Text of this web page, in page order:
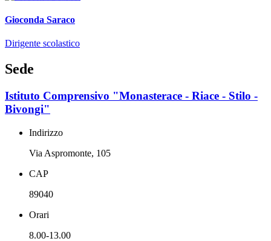
Gioconda Saraco
Dirigente scolastico
Sede
Istituto Comprensivo "Monasterace - Riace - Stilo -
Bivongi"
Indirizzo
Via Aspromonte, 105
CAP
89040
Orari
8.00-13.00